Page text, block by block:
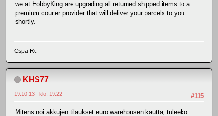
we at HobbyKing are upgrading all returned shipped items to a
premium courier provider that will deliver your parcels to you
shortly.
Ospa Rc
KHS77
#115
19.10.13 - klo: 19.22
Mitens noi akkujen tilaukset euro warehousen kautta, tuleeko